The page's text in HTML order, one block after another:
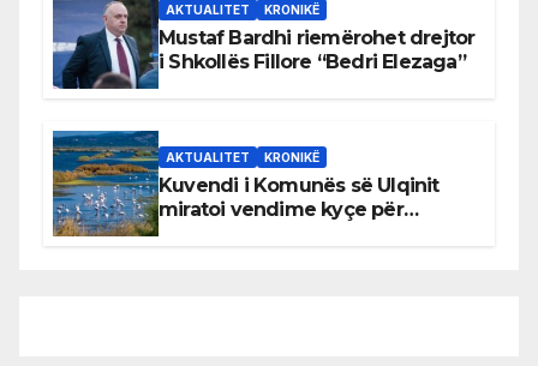
AKTUALITET KRONIKË
Mustaf Bardhi riemërohet drejtor
i Shkollës Fillore “Bedri Elezaga”
AKTUALITET KRONIKË
Kuvendi i Komunës së Ulqinit
miratoi vendime kyçe për